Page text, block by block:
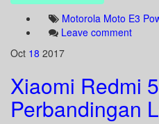
Motorola Moto E3
Leave comment
Oct 18 2017
Xiaomi Redmi
Perbandingan